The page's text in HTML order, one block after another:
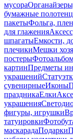
мусора
бумажные
пакетыФольга,
для глажения
шпагатыЕмкости,
плечикиМешки
постеры
картинПредметы
украшений
сувенирныеИконы
праздникаЕлки
украшения
фигуры, игрушки
татуировки
маскарадаПодарки